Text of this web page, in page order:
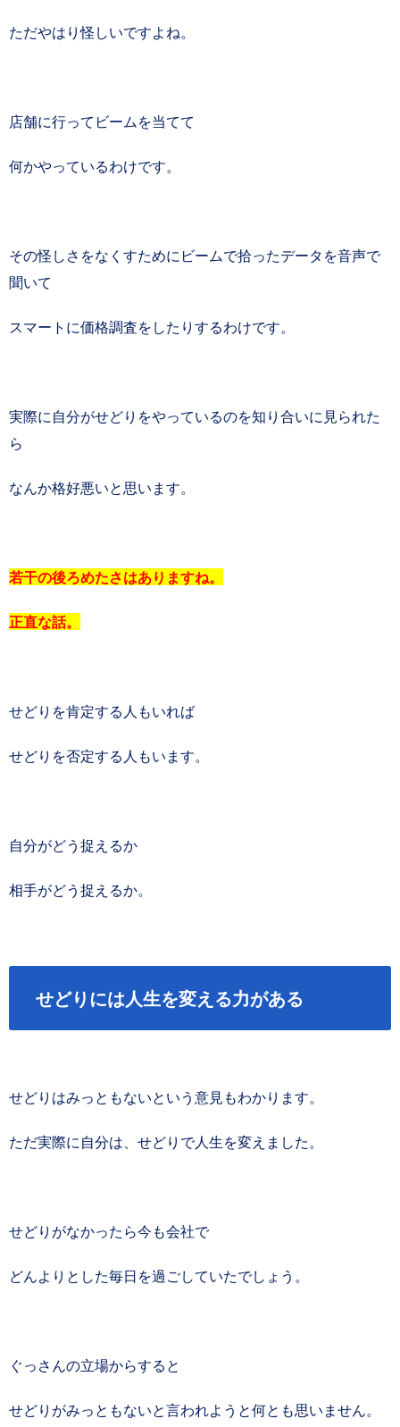
ただやはり怪しいですよね。
店舗に行ってビームを当てて
何かやっているわけです。
その怪しさをなくすためにビームで拾ったデータを音声で
聞いて
スマートに価格調査をしたりするわけです。
実際に自分がせどりをやっているのを知り合いに見られた
ら
なんか格好悪いと思います。
若干の後ろめたさはありますね。
正直な話。
せどりを肯定する人もいれば
せどりを否定する人もいます。
自分がどう捉えるか
相手がどう捉えるか。
せどりには人生を変える力がある
せどりはみっともないという意見もわかります。
ただ実際に自分は、せどりで人生を変えました。
せどりがなかったら今も会社で
どんよりとした毎日を過ごしていたでしょう。
ぐっさんの立場からすると
せどりがみっともないと言われようと何とも思いません。